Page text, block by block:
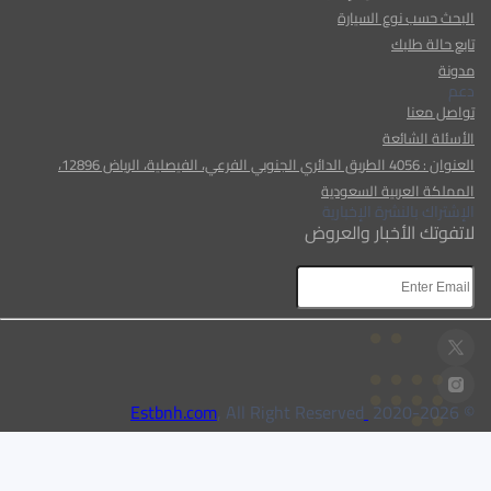
البحث حسب نوع السيارة
تابع حالة طلبك
مدونة
دعم
تواصل معنا
الأسئلة الشائعة
العنوان : 4056 الطريق الدائري الجنوبي الفرعي، الفيصلية، الرياض 12896،
المملكة العربية السعودية
الإشتراك بالنشرة الإخبارية
لاتفوتك الأخبار والعروض
© 2020-
2026
Estbnh.com
, All Right Reserved